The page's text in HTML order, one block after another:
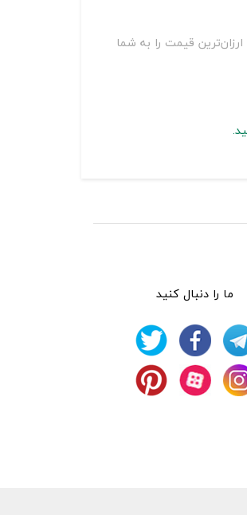
جاباما، هتل یار و ده‌ها سایت دیگر، ارزان‌ترین قیمت را به شما
ما را دنبال کنید